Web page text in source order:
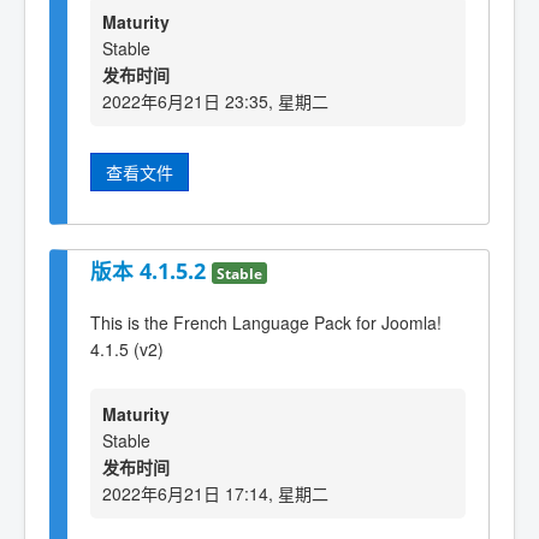
Maturity
Stable
发布时间
2022年6月21日 23:35, 星期二
查看文件
版本 4.1.5.2 Stable
This is the French Language Pack for Joomla!
4.1.5 (v2)
Maturity
Stable
发布时间
2022年6月21日 17:14, 星期二